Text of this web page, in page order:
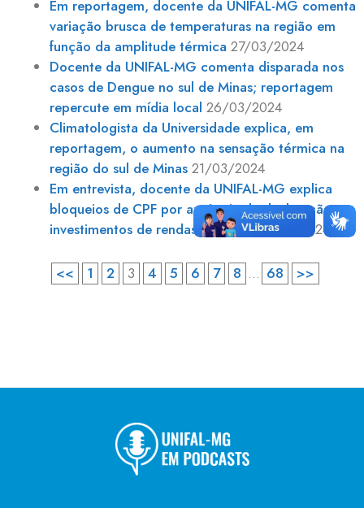
Em reportagem, docente da UNIFAL-MG comenta
variação brusca de temperaturas na região em
função da amplitude térmica 27/03/2024
Docente da UNIFAL-MG comenta disparada nos
casos de Dengue no sul de Minas; reportagem
repercute em mídia local 26/03/2024
Climatologista da Universidade explica, em
reportagem, o aumento na sensação térmica na
região do sul de Minas 21/03/2024
Em entrevista, docente da UNIFAL-MG explica
bloqueios de CPF por ausência de declaração em
investimentos de rendas variáveis21/03/2024
<< 1 2 3 4 5 6 7 8 ... 68 >>